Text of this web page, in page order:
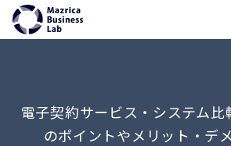
電子契約サービス・システム比
のポイントやメリット・デ